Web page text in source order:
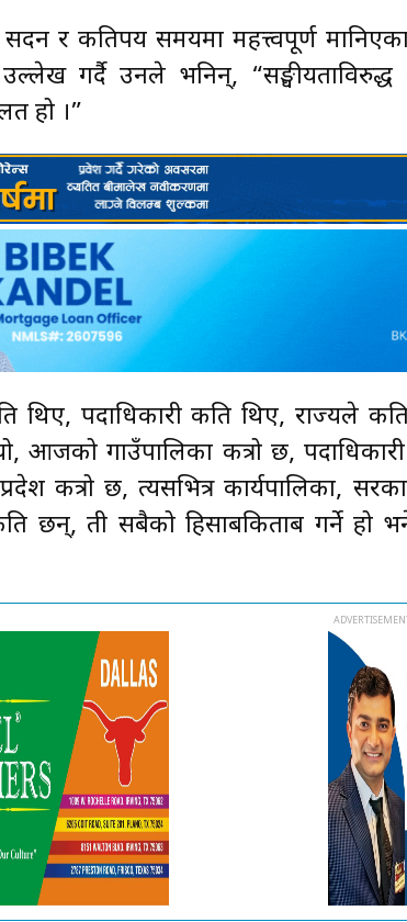
र कतिपय समयमा महत्त्वपूर्ण मानिएका
गर्दै उनले भनिन्, “सङ्घीयताविरुद्ध
हो ।”
थिए, पदाधिकारी कति थिए, राज्यले
आजको गाउँपालिका कत्रो छ,
कत्रो छ, त्यसभित्र कार्यपालिका,
छन्, ती सबैको हिसाबकिताब गर्ने हो